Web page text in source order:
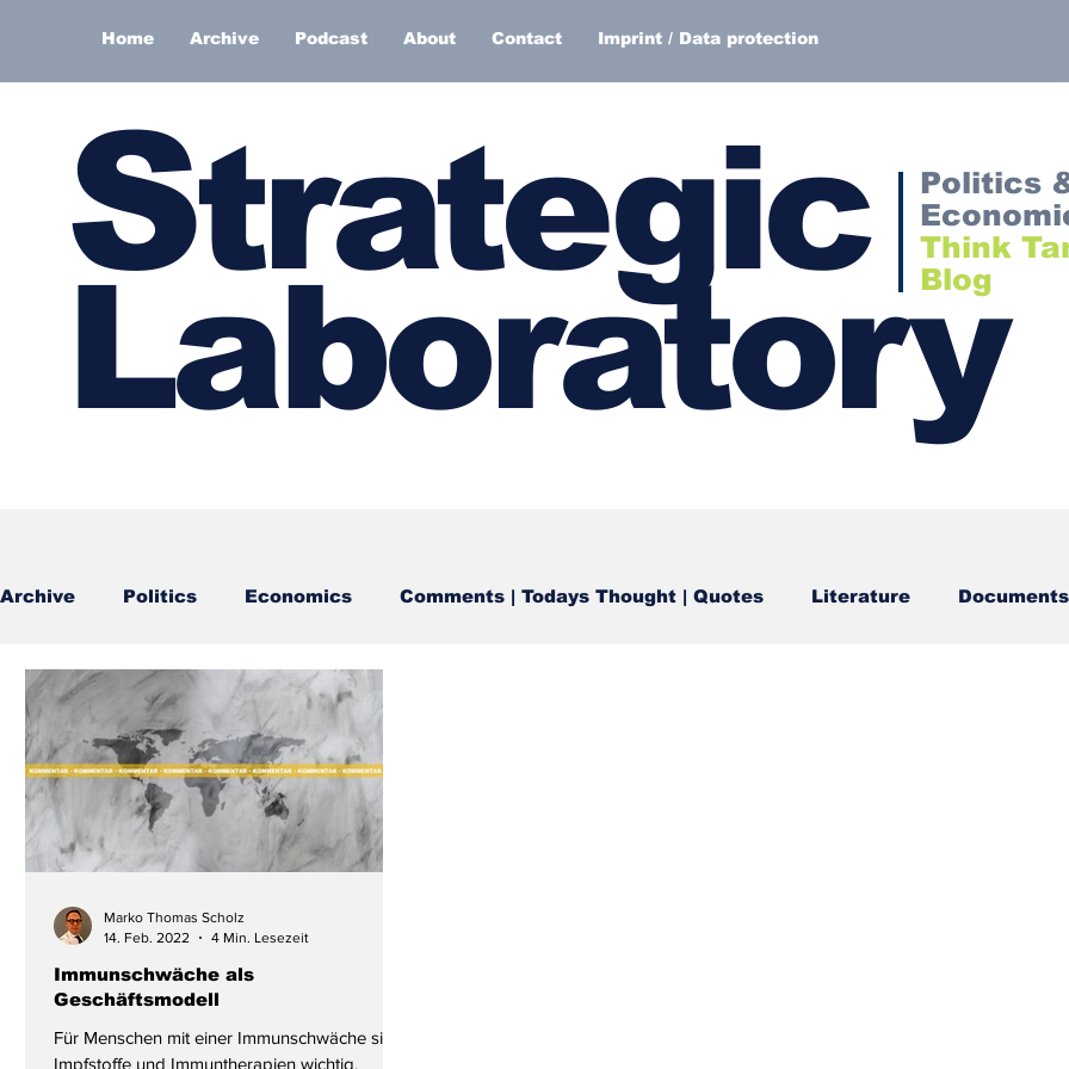
Home Archive Podcast About Contact Imprint / Data protection
Strategic
Laboratory
Politics
Think
Blog
Archive Politics Economics Comments | Todays Thought | Quotes Literature Documents
Immunschwäche als
Geschäftsmodell
Für Menschen mit einer Immunschwäche sind
Impfstoffe und Immuntherapien wichtig.
Marko Thomas Scholz
14. Feb. 2022
4 Min. Lesezeit